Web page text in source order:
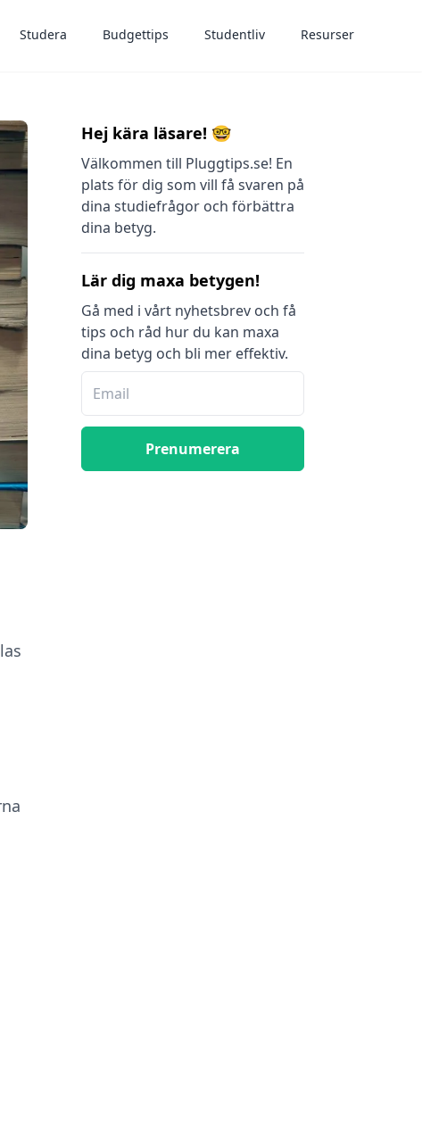
Studera Budgettips Studentliv Resurser
Hej kära läsare! 🤓
Välkommen till Pluggtips.se! En
plats för dig som vill få svaren på
dina studiefrågor och förbättra
dina betyg.
Lär dig maxa betygen!
Gå med i vårt nyhetsbrev och få
tips och råd hur du kan maxa
dina betyg och bli mer effektiv.
Prenumerera